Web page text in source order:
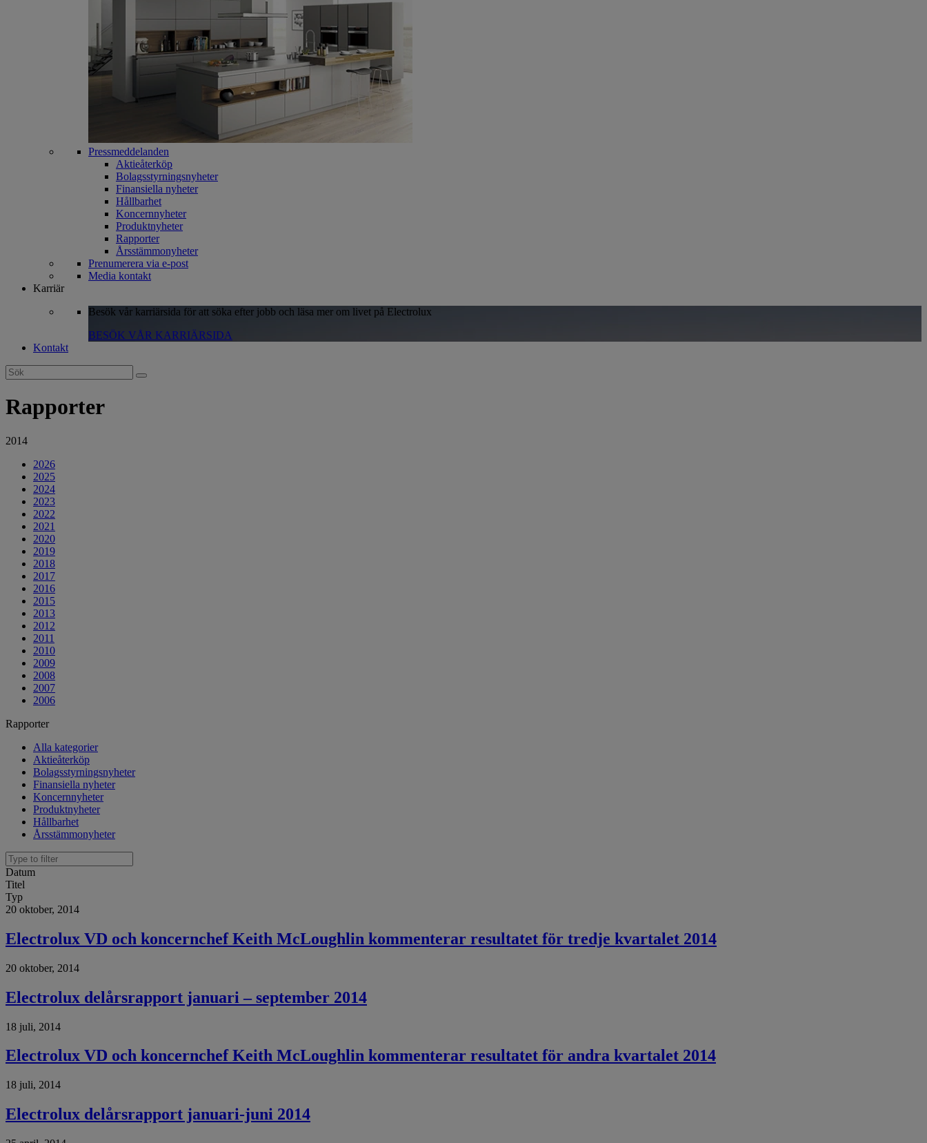
Pressmeddelanden
Aktieåterköp
Bolagsstyrningsnyheter
Finansiella nyheter
Hållbarhet
Koncernnyheter
Produktnyheter
Rapporter
Årsstämmonyheter
Prenumerera via e-post
Media kontakt
Karriär
Besök vår karriärsida för att söka efter jobb och läsa mer om livet på Electrolux
BESÖK VÅR KARRIÄRSIDA
Kontakt
Search
for:
Rapporter
2014
2026
2025
2024
2023
2022
2021
2020
2019
2018
2017
2016
2015
2013
2012
2011
2010
2009
2008
2007
2006
Rapporter
Alla kategorier
Aktieåterköp
Bolagsstyrningsnyheter
Finansiella nyheter
Koncernnyheter
Produktnyheter
Hållbarhet
Årsstämmonyheter
Datum
Titel
Typ
20 oktober, 2014
Electrolux VD och koncernchef Keith McLoughlin kommenterar resultatet för tredje kvartalet 2014
20 oktober, 2014
Electrolux delårsrapport januari – september 2014
18 juli, 2014
Electrolux VD och koncernchef Keith McLoughlin kommenterar resultatet för andra kvartalet 2014
18 juli, 2014
Electrolux delårsrapport januari-juni 2014